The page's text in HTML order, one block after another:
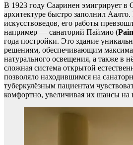
В 1923 году Сааринен эмигрирует
архитектуре быстро заполнил
искусствоведов, его работы
например — санаторий Паймио (
года постройки. Это здание
решениям, обеспечивающим
натурального освещения, а также в
сложная система открытой
позволяло находившимся на
туберкулёзным пациентам
комфортно, увеличивая их шансы на